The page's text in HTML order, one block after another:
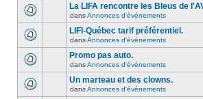
La LIFA rencontre les Bleus de
dansAnnonces d'événements
LIFI-Québec tarif préférentiel.
dansAnnonces d'événements
Promo pas auto.
dansAnnonces d'événements
Un marteau et des clowns.
dansAnnonces d'événements